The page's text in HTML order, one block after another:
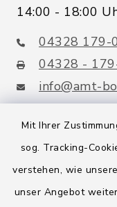
Mit Ihrer
sog. Tracking-
verstehen, wie
unser Angebot
14:00 - 18:00
04328 179-0
04328 -
info@amt-
Quicklinks
Amt Boostedt-